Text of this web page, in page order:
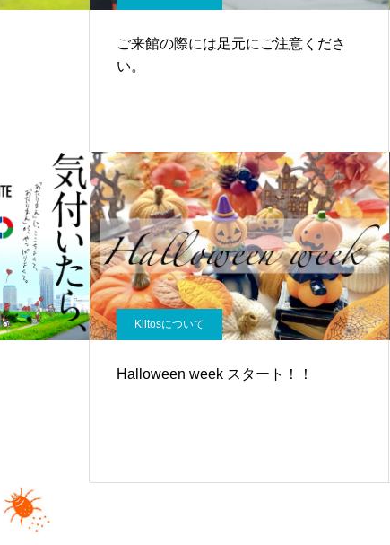
ご来館の際には足元にご注意くださ
い。
Kiitosについて
Halloween week スタート！！